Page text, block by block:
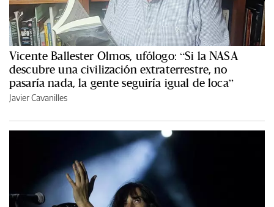
Vicente Ballester Olmos, ufólogo: “Si la NASA
descubre una civilización extraterrestre, no
pasaría nada, la gente seguiría igual de loca”
Javier Cavanilles